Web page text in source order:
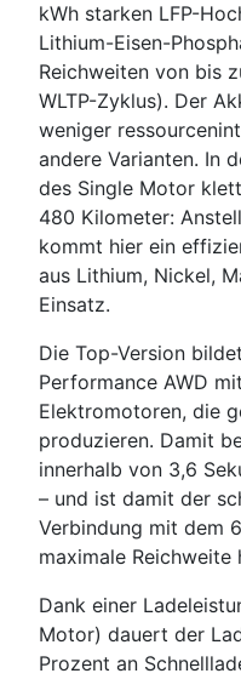
kWh starken LFP-
Lithium-Eisen-
Reichweiten von bis
WLTP-Zyklus). Der
weniger
andere Varianten. In
des Single Motor
480 Kilometer:
kommt hier ein
aus Lithium, Nickel,
Einsatz.
Die Top-Version
Performance AWD
Elektromotoren, die
produzieren. Damit
innerhalb von 3,6
– und ist damit der
Verbindung mit dem
maximale
Dank einer
Motor) dauert der
Prozent an